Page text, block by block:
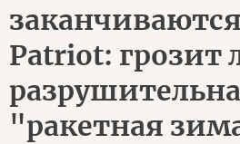
Patriot: грозит
"ракетная